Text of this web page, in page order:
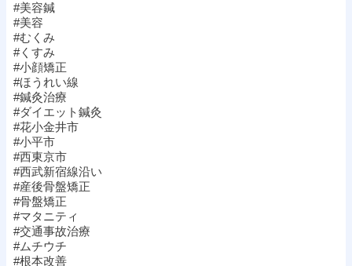
#美容鍼
#美容
#むくみ
#くすみ
#小顔矯正
#ほうれい線
#鍼灸治療
#ダイエット鍼灸
#花小金井市
#小平市
#西東京市
#西武新宿線沿い
#産後骨盤矯正
#骨盤矯正
#マタニティ
#交通事故治療
#ムチウチ
#根本改善